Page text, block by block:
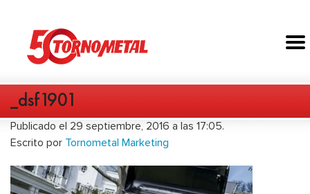
_dsf1901
Publicado el 29 septiembre, 2016 a las 17:05.
Escrito por Tornometal Marketing